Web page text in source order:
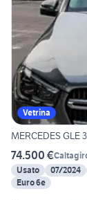
Vetrina
MERCEDES GLE
74.500 €
Usato
07/2024
Euro 6e